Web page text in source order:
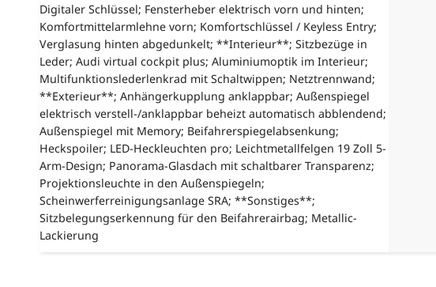
Digitaler Schlüssel; Fensterheber elektrisch vorn und hinten;
Komfortmittelarmlehne vorn; Komfortschlüssel / Keyless Entry;
Verglasung hinten abgedunkelt; **Interieur**; Sitzbezüge in
Leder; Audi virtual cockpit plus; Aluminiumoptik im Interieur;
Multifunktionslederlenkrad mit Schaltwippen; Netztrennwand;
**Exterieur**; Anhängerkupplung anklappbar; Außenspiegel
elektrisch verstell-/anklappbar beheizt automatisch abblendend;
Außenspiegel mit Memory; Beifahrerspiegelabsenkung;
Heckspoiler; LED-Heckleuchten pro; Leichtmetallfelgen 19 Zoll 5-
Arm-Design; Panorama-Glasdach mit schaltbarer Transparenz;
Projektionsleuchte in den Außenspiegeln;
Scheinwerferreinigungsanlage SRA; **Sonstiges**;
Sitzbelegungserkennung für den Beifahrerairbag; Metallic-
Lackierung